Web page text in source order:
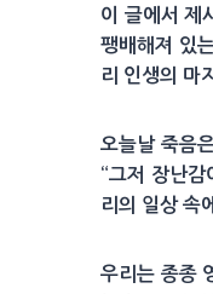
이 글에서 제
팽배해져 있
리 인생의 마
오늘날 죽음
“그저 장난
리의 일상 속
우리는 종종